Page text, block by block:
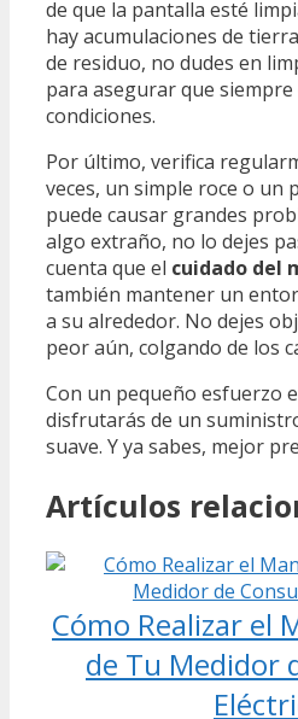
de que la pantalla esté
hay acumulaciones de
de residuo, no dudes en
para asegurar que
condiciones.
Por último, verifica
veces, un simple roce o un
puede causar grandes
algo extraño, no lo dejes
cuenta que el cuidado del
también mantener un
a su alrededor. No dejes
peor aún, colgando de los
Con un pequeño esfuerzo
disfrutarás de un
suave. Y ya sabes, mejor
Artículos
Cómo Realizar el
de Tu Medidor